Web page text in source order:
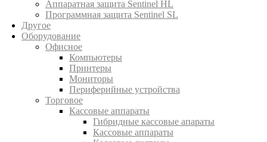
Аппаратная защита Sentinel HL
Программная защита Sentinel SL
Другое
Оборудование
Офисное
Компьютеры
Принтеры
Мониторы
Периферийные устройства
Торговое
Кассовые аппараты
Гибридные кассовые апараты
Кассовые аппараты